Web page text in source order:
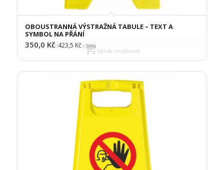
OBOUSTRANNÁ VÝSTRAŽNÁ TABULE – TEXT A
SYMBOL NA PŘÁNÍ
350,0 Kč (423,5 Kčs DPH)
Výběr možností